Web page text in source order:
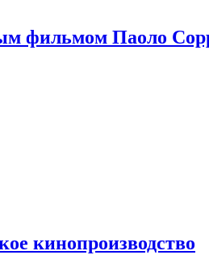
фильмом Паоло
кинопроизводство